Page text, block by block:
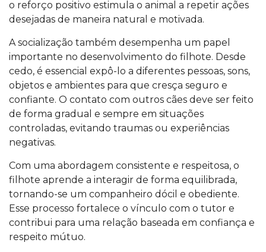
o reforço positivo estimula o animal a repetir ações
desejadas de maneira natural e motivada.
A socialização também desempenha um papel
importante no desenvolvimento do filhote. Desde
cedo, é essencial expô-lo a diferentes pessoas, sons,
objetos e ambientes para que cresça seguro e
confiante. O contato com outros cães deve ser feito
de forma gradual e sempre em situações
controladas, evitando traumas ou experiências
negativas.
Com uma abordagem consistente e respeitosa, o
filhote aprende a interagir de forma equilibrada,
tornando-se um companheiro dócil e obediente.
Esse processo fortalece o vínculo com o tutor e
contribui para uma relação baseada em confiança e
respeito mútuo.